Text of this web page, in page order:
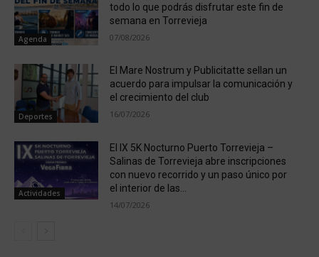
Agenda
todo lo que podrás disfrutar este fin de
semana en Torrevieja
07/08/2026
Deportes
El Mare Nostrum y Publicitatte sellan un
acuerdo para impulsar la comunicación y
el crecimiento del club
16/07/2026
Actividades
El IX 5K Nocturno Puerto Torrevieja –
Salinas de Torrevieja abre inscripciones
con nuevo recorrido y un paso único por
el interior de las...
14/07/2026